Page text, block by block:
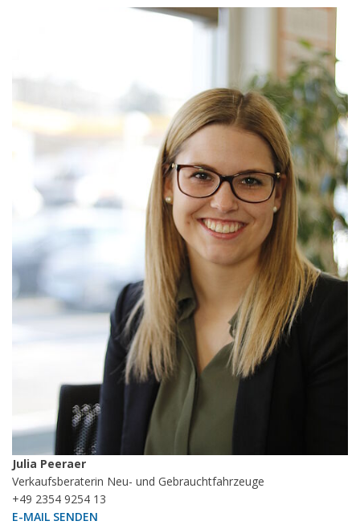
Julia Peeraer
Verkaufsberaterin Neu- und Gebrauchtfahrzeuge
+49 2354 9254 13
E-MAIL SENDEN